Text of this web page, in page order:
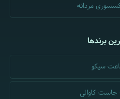
مردانه
برندها
سیکو
کاوالی